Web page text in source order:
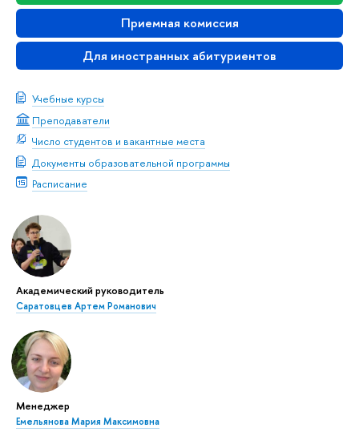
Приемная комиссия
Для иностранных абитуриентов
Учебные курсы
Преподаватели
Число студентов и вакантные места
Документы образовательной программы
Расписание
Академический руководитель
Саратовцев Артем Романович
Менеджер
Емельянова Мария Максимовна